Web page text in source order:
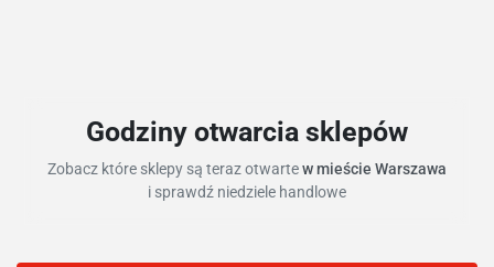
Godziny otwarcia sklepów
Zobacz które sklepy są teraz otwartew mieście Warszawa
i sprawdź niedziele handlowe